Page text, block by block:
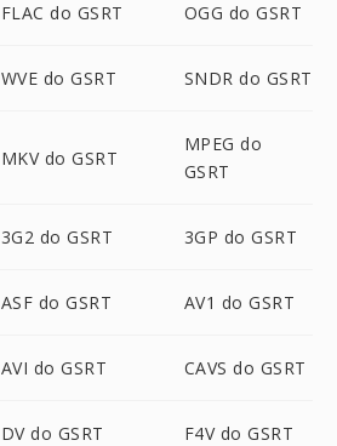
FLAC do GSRT OGG do GSRT
WVE do GSRT SNDR do GSRT
MKV do GSRT
MPEG do
GSRT
3G2 do GSRT 3GP do GSRT
ASF do GSRT AV1 do GSRT
AVI do GSRT CAVS do GSRT
DV do GSRT F4V do GSRT